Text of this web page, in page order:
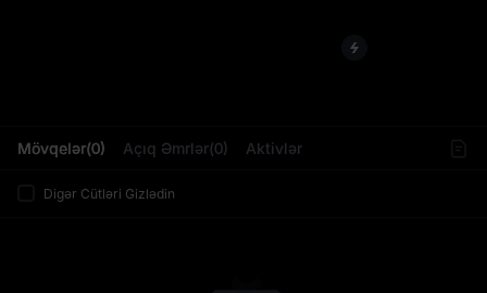
Mövqelər(0) Açıq Əmrlər(0) Aktivlər
Digər Cütləri Gizlədin